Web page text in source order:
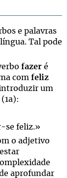
e palavras
Tal pode
fazer é
com feliz
introduzir um
se feliz.»
o adjetivo
aprofundar